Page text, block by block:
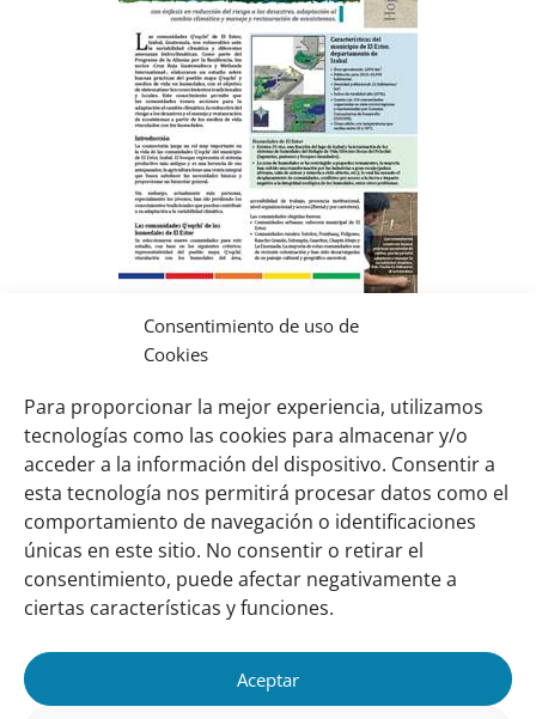
Consentimiento de uso de
Cookies
Para proporcionar la mejor experiencia, utilizamos
tecnologías como las cookies para almacenar y/o
acceder a la información del dispositivo. Consentir a
esta tecnología nos permitirá procesar datos como el
comportamiento de navegación o identificaciones
únicas en este sitio. No consentir o retirar el
consentimiento, puede afectar negativamente a
ciertas características y funciones.
Aceptar
Buenas prácticas Q’eqchi’ y medios
de vida en humedales
Descargar (pdf, 1,69 MB)
Links
importantes
Sobre nosotros
Nuestra red
Misión y Visión
Nuestra historia